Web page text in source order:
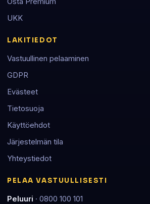
UKK
LAKITIEDOT
Vastuullinen pelaaminen
GDPR
Evästeet
Tietosuoja
Käyttöehdot
Järjestelmän tila
Yhteystiedot
PELAA VASTUULLISESTI
Peluuri · 0800 100 101